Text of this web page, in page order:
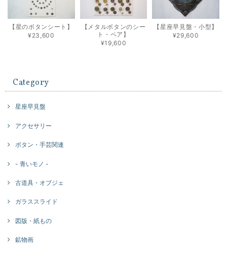
【星のボタンシート】
¥23,600
【メタルボタンのシー
ト・ペア】
¥19,600
【星座早見盤・小型】
¥29,600
Category
星座早見盤
アクセサリー
ボタン・手芸関連
- 青いモノ -
古道具・オブジェ
ガラススライド
図版・紙もの
鉱物画